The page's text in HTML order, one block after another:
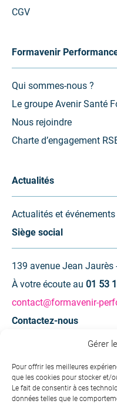
Gérer
Pour offrir les meilleures
que les cookies pour stocker et/
Le fait de consentir à ces
données telles que le
CGV
Formavenir
Qui sommes-nous ?
Le groupe Avenir Santé
Nous rejoindre
Charte d’engagement
Actualités
Actualités et événements
Siège social
139 avenue Jean Jaurès
À votre écoute au 01 53
contact@formavenir-
Contactez-nous
Contactez-nous